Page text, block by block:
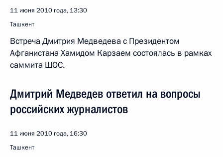
11 июня 2010 года, 13:30
Ташкент
Встреча Дмитрия Медведева с Президентом
Афганистана Хамидом Карзаем состоялась в рамках
саммита ШОС.
Дмитрий Медведев ответил на вопросы
российских журналистов
11 июня 2010 года, 16:30
Ташкент